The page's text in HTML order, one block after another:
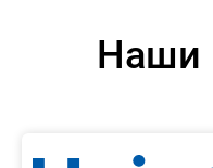
Наши